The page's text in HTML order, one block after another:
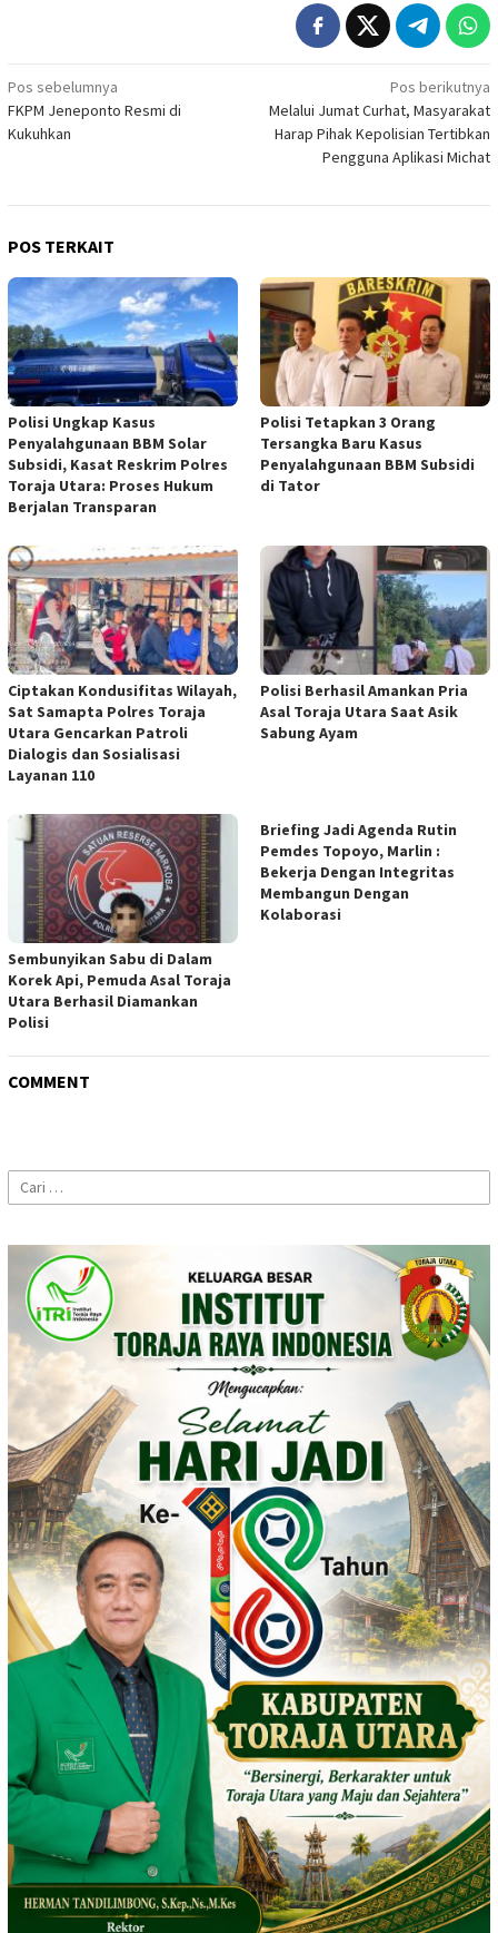
Navigasi
pos
Pos sebelumnya
FKPM Jeneponto Resmi di
Kukuhkan
Pos berikutnya
Melalui Jumat Curhat, Masyarakat
Harap Pihak Kepolisian Tertibkan
Pengguna Aplikasi Michat
POS TERKAIT
Polisi Ungkap Kasus
Penyalahgunaan BBM Solar
Subsidi, Kasat Reskrim Polres
Toraja Utara: Proses Hukum
Berjalan Transparan
Polisi Tetapkan 3 Orang
Tersangka Baru Kasus
Penyalahgunaan BBM Subsidi
di Tator
Ciptakan Kondusifitas Wilayah,
Sat Samapta Polres Toraja
Utara Gencarkan Patroli
Dialogis dan Sosialisasi
Layanan 110
Polisi Berhasil Amankan Pria
Asal Toraja Utara Saat Asik
Sabung Ayam
Sembunyikan Sabu di Dalam
Korek Api, Pemuda Asal Toraja
Utara Berhasil Diamankan
Polisi
Briefing Jadi Agenda Rutin
Pemdes Topoyo, Marlin :
Bekerja Dengan Integritas
Membangun Dengan
Kolaborasi
COMMENT
Cari
untuk: